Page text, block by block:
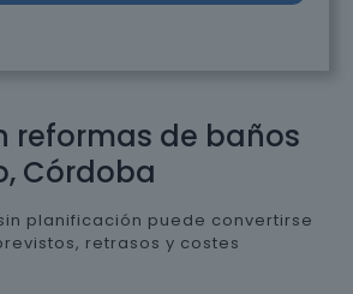
reformas de baños
Córdoba
planificación puede convertirse
retrasos y costes